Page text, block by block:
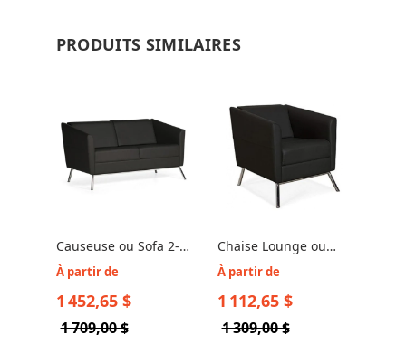
PRODUITS SIMILAIRES
Causeuse ou Sofa 2-
Places - Global Wind
À partir de
1 452,65 $
1 709,00 $
Chaise Lounge ou
Réception - Global
À partir de
1 112,65 $
1 309,00 $